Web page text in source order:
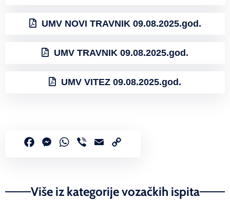
UMV NOVI TRAVNIK 09.08.2025.god.
UMV TRAVNIK 09.08.2025.god.
UMV VITEZ 09.08.2025.god.
FacebookMessenger
WhatsApp
Viber Email
Više iz kategorije vozačkih ispita